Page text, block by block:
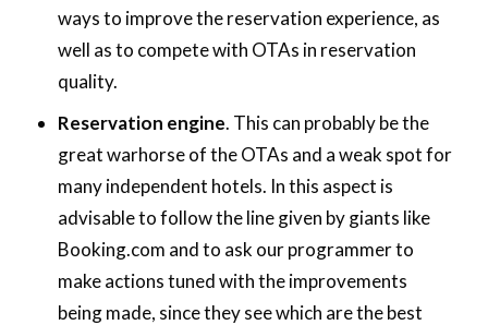
ways to improve the reservation experience, as
well as to compete with OTAs in reservation
quality.
Reservation engine. This can probably be the
great warhorse of the OTAs and a weak spot for
many independent hotels. In this aspect is
advisable to follow the line given by giants like
Booking.com and to ask our programmer to
make actions tuned with the improvements
being made, since they see which are the best